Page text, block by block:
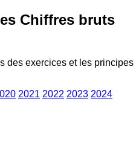
Chiffres bruts
des exercices et les principes
2021 2022 2023 2024